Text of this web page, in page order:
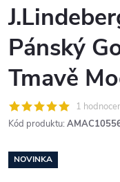
Pánský
Tmavě
1
Kód produktu:
NOVINKA